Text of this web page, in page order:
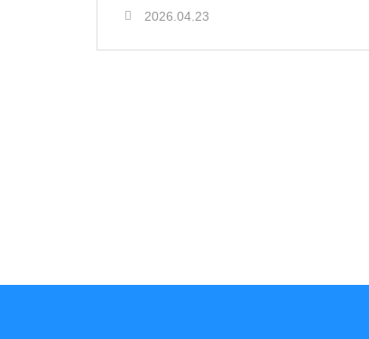
2026.04.23